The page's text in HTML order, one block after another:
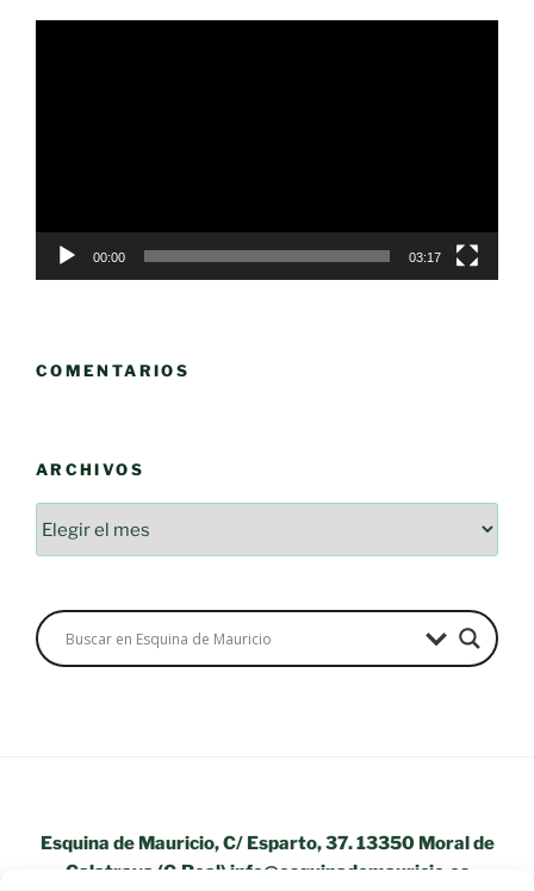
00:00 03:17
COMENTARIOS
ARCHIVOS
Esquina de Mauricio, C/ Esparto, 37. 13350 Moral de
Calatrava (C.Real) info@esquinademauricio.es